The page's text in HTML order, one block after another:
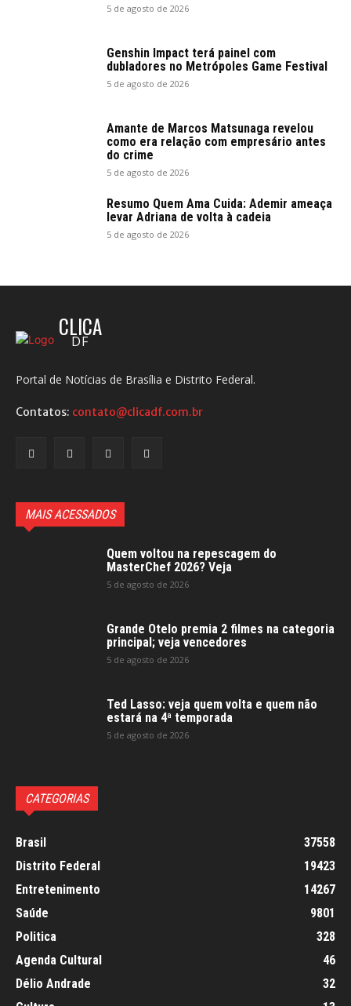
5 de agosto de 2026
Genshin Impact terá painel com
dubladores no Metrópoles Game Festival
5 de agosto de 2026
Amante de Marcos Matsunaga revelou
como era relação com empresário antes
do crime
5 de agosto de 2026
Resumo Quem Ama Cuida: Ademir ameaça
levar Adriana de volta à cadeia
5 de agosto de 2026
CLICA
DF
Portal de Notícias de Brasília e Distrito Federal.
Contatos: contato@clicadf.com.br
MAIS ACESSADOS
Quem voltou na repescagem do
MasterChef 2026? Veja
5 de agosto de 2026
Grande Otelo premia 2 filmes na categoria
principal; veja vencedores
5 de agosto de 2026
Ted Lasso: veja quem volta e quem não
estará na 4ª temporada
5 de agosto de 2026
CATEGORIAS
Brasil
37558
Distrito Federal
19423
Entretenimento
14267
Saúde
9801
Politica
328
Agenda Cultural
46
Délio Andrade
32